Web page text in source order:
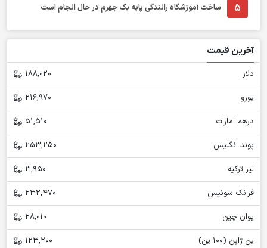
5 ساخت آموزشگاه رانندگی پایه یک جهرم در حال انجام است
آخرین قیمت
دلار
188,020
یورو
216,970
درهم امارات
51,510
پوند انگلیس
253,250
لیر ترکیه
3,950
فرانک سوئیس
232,470
یوان چین
28,010
ین ژاپن (100 ین)
123,200